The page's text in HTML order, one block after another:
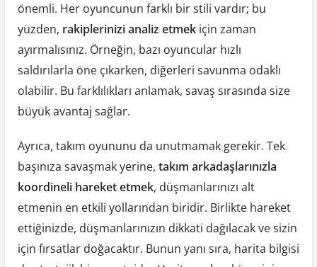
önemli. Her oyuncunun farklı bir stili vardır; bu
yüzden, rakiplerinizi analiz etmekiçin zaman
ayırmalısınız. Örneğin, bazı oyuncular hızlı
saldırılarla öne çıkarken, diğerleri savunma odaklı
olabilir. Bu farklılıkları anlamak, savaş sırasında size
büyük avantaj sağlar.
Ayrıca, takım oyununu da unutmamak gerekir. Tek
başınıza savaşmak yerine, takım arkadaşlarınızla
koordineli hareket etmek, düşmanlarınızı alt
etmenin en etkili yollarından biridir. Birlikte hareket
ettiğinizde, düşmanlarınızın dikkati dağılacak ve sizin
için fırsatlar doğacaktır. Bunun yanı sıra, harita bilgisi